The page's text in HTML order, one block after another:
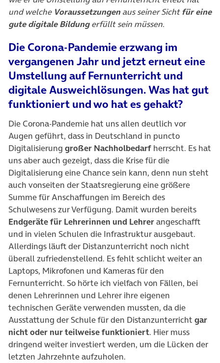
und welche Voraussetzungenaus seiner Sichtfür eine
gute digitale Bildungerfüllt sein müssen.
Die Corona-Pandemie erzwang im
vergangenen Jahr und jetzt erneut eine
Umstellung auf Fernunterricht und
digitale Ausweichlösungen. Was hat gut
funktioniert und wo hat es gehakt?
Die Corona-Pandemie hat uns allen deutlich vor
Augen geführt, dass in Deutschland in puncto
Digitalisierung großer Nachholbedarf herrscht. Es hat
uns aber auch gezeigt, dass die Krise für die
Digitalisierung eine Chance sein kann, denn nun steht
auch vonseiten der Staatsregierung eine größere
Summe für Anschaffungen im Bereich des
Schulwesens zur Verfügung. Damit wurden bereits
Endgeräte für Lehrerinnen und Lehrerangeschafft
und in vielen Schulen die Infrastruktur ausgebaut.
Allerdings läuft der Distanzunterricht noch nicht
überall zufriedenstellend. Es fehlt schlicht weiter an
Laptops, Mikrofonen und Kameras für den
Fernunterricht. So hörte ich vielfach von Fällen, bei
denen Lehrerinnen und Lehrer ihre eigenen
technischen Geräte verwenden mussten, da die
Ausstattung der Schule für den Distanzunterricht gar
nicht oder nur teilweise funktioniert. Hier muss
dringend weiter investiert werden, um die Lücken der
letzten Jahrzehnte aufzuholen.